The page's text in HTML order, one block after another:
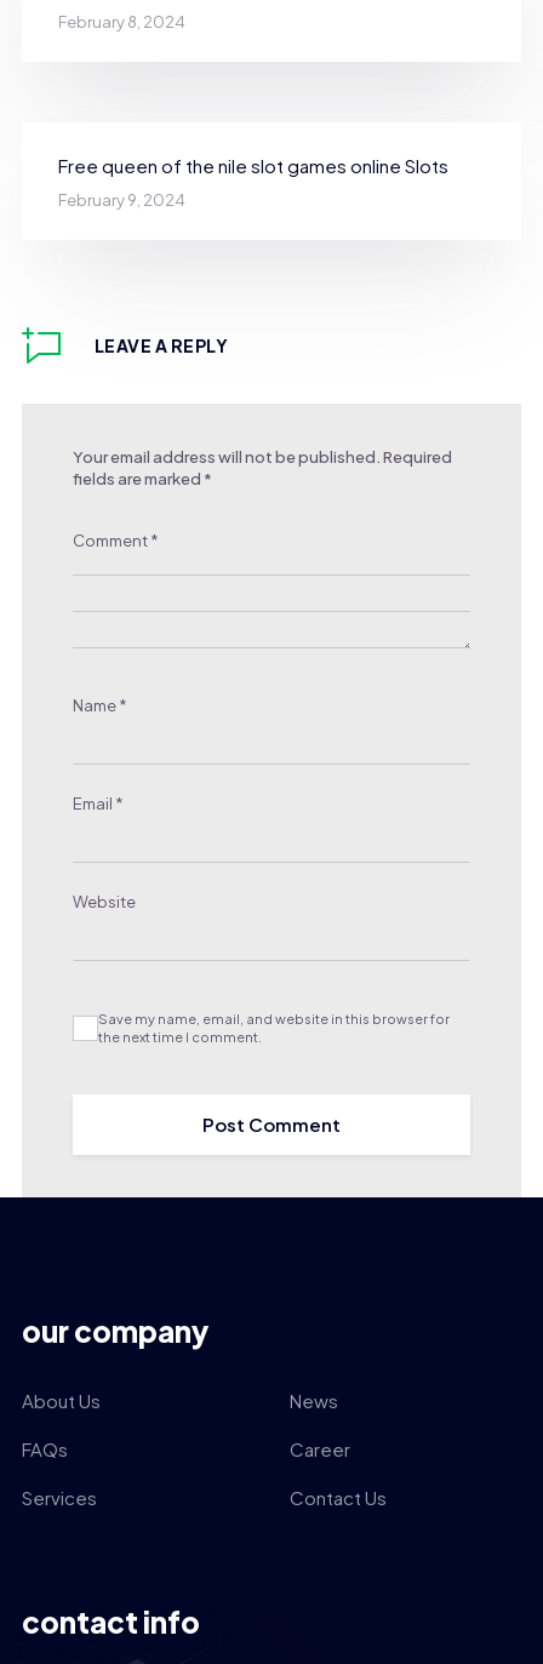
February 8, 2024
Free queen of the nile slot games online Slots
February 9, 2024
LEAVE A REPLY
Your email address will not be published. Required
fields are marked *
Comment*
Name*
Email *
Website
Save my name, email, and website in this browser for
the next time I comment.
our company
About Us News
FAQs Career
Services Contact Us
contact info